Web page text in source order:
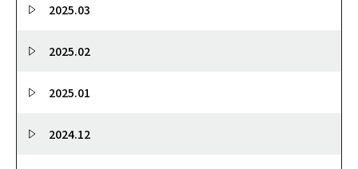
2025.03
2025.02
2025.01
2024.12